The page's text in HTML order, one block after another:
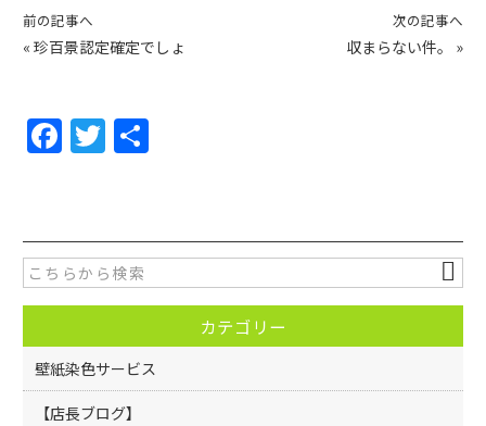
前の記事へ
« 珍百景認定確定でしょ
次の記事へ
収まらない件。 »
F
a
e
b
o
o
k
T
w
er
カテゴリー
壁紙染色サービス
【店長ブログ】